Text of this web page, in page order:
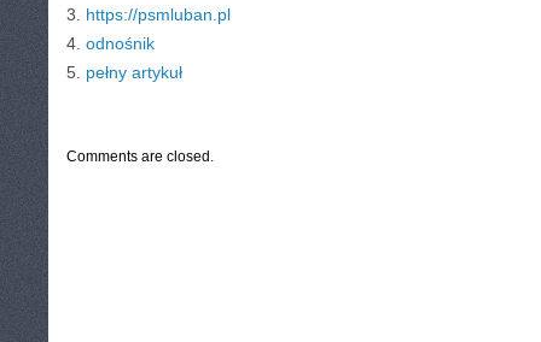
3. https://psmluban.pl
4. odnośnik
5. pełny artykuł
Comments are closed.